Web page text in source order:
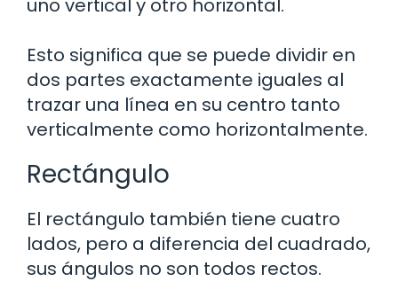
uno vertical y otro horizontal.
Esto significa que se puede dividir en
dos partes exactamente iguales al
trazar una línea en su centro tanto
verticalmente como horizontalmente.
Rectángulo
El rectángulo también tiene cuatro
lados, pero a diferencia del cuadrado,
sus ángulos no son todos rectos.